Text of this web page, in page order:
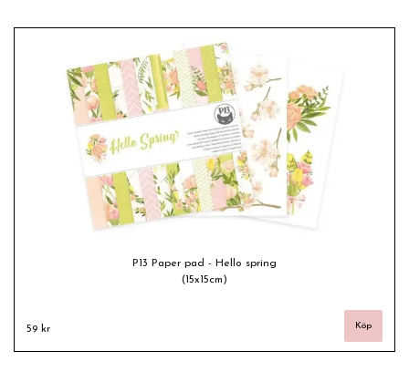
P13 Paper pad - Hello spring
(15x15cm)
59 kr